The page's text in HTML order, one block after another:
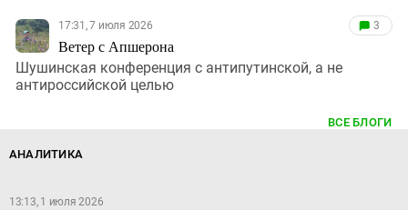
17:31, 7 июля 2026
Ветер с Апшерона
3
Шушинская конференция с антипутинской, а не
антироссийской целью
ВСЕ БЛОГИ
АНАЛИТИКА
13:13, 1 июля 2026